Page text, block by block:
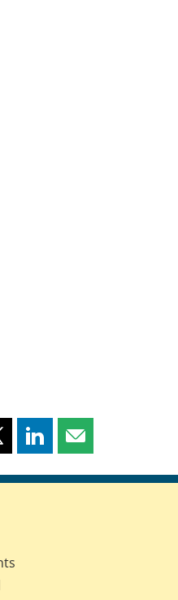
Partager
page
Partager
page